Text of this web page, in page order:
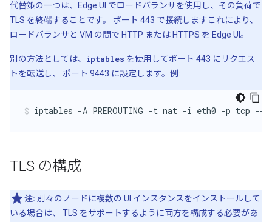
代替策の一つは、Edge UI でロードバランサを使用し、その負荷で
TLS を終端することです。 ポート 443 で接続しますこれにより、
ロードバランサと VM の間で HTTP または HTTPS を Edge UI。
別の方法としては、 iptables を使用してポート 443 にリクエス
トを転送し、 ポート 9443 に設定します。例:
iptables -A PREROUTING -t nat -i eth0 -p tcp --
TLS の構成
注: 別々のノードに複数の UI インスタンスをインストールして
いる場合は、 TLS をサポートするように両方を構成する必要があ